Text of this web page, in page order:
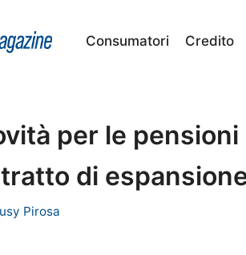
Consumatori Credito
per le
di
Pirosa